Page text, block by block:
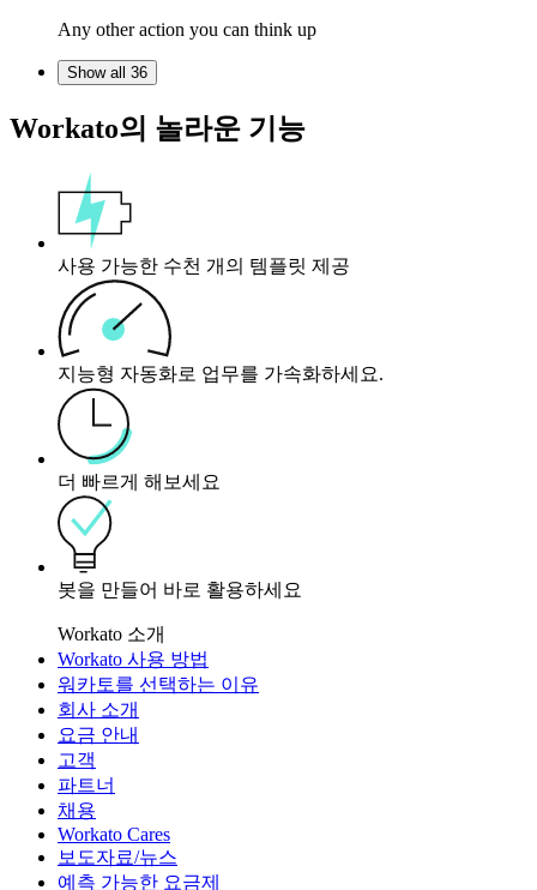
Any other action you can think up
Show all 36
Workato의 놀라운 기능
사용 가능한 수천 개의 템플릿 제공
지능형 자동화로 업무를 가속화하세요.
더 빠르게 해보세요
봇을 만들어 바로 활용하세요
Workato 소개
Workato 사용 방법
워카토를 선택하는 이유
회사 소개
요금 안내
고객
파트너
채용
Workato Cares
보도자료/뉴스
예측 가능한 요금제